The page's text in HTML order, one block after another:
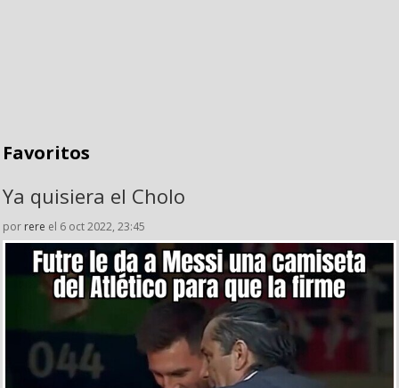
Favoritos
Ya quisiera el Cholo
por rere el 6 oct 2022, 23:45